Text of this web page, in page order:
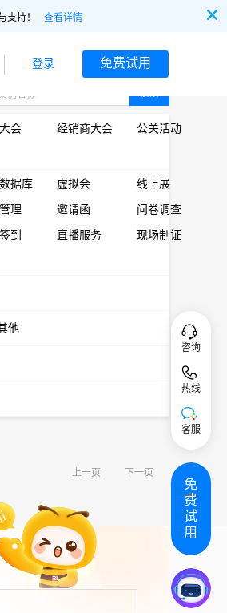
持！ 查看详情
登录 免费试用
会 经销商大会
公关活动
据库 虚拟会
线上展
理 邀请函
问卷调查
到 直播服务
现场制证
他
上一页 下一页
咨询
热线
客服
免
费
试
用